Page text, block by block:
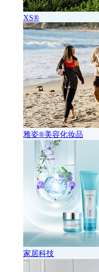
XS®
雅姿®美容化妆品
家居科技